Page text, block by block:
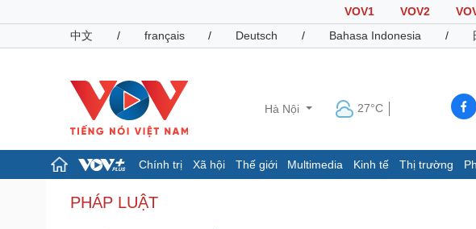
VOV1 VOV2
中文
/ français / Deutsch / Bahasa Indonesia /
Hà Nội 27°C
Chính trị Xã hội Thế giới Multimedia Kinh tế Thị trường
Chính trị
PHÁP LUẬT